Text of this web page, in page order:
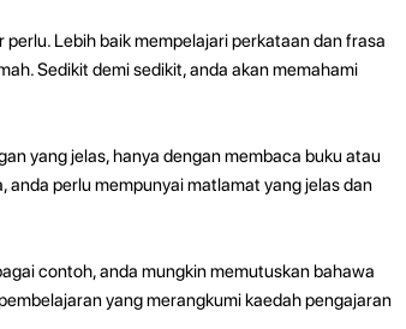
Lebih baik mempelajari perkataan dan frasa
Sedikit demi sedikit, anda akan memahami
yang jelas, hanya dengan membaca buku atau
anda perlu mempunyai matlamat yang jelas dan
contoh, anda mungkin memutuskan bahawa
yang merangkumi kaedah pengajaran